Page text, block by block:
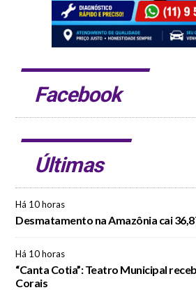
Facebook
Últimas
Há 10 horas
Desmatamento na Amazônia cai
Há 10 horas
“Canta Cotia”: Teatro Municipal
Corais